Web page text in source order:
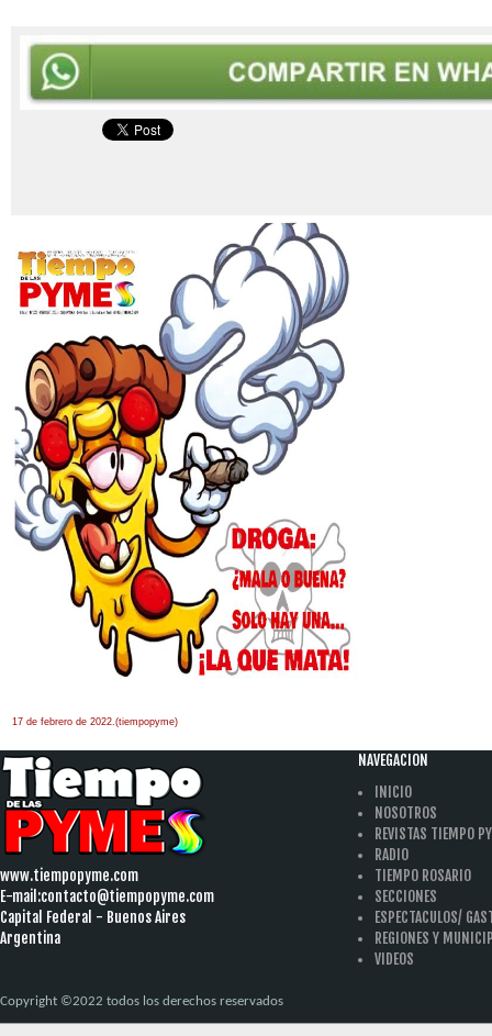
17 de febrero de 2022.(tiempopyme)
www.tiempopyme.com
E-mail:contacto@tiempopyme.com
Capital Federal - Buenos Aires
Argentina
NAVEGACION
INICIO
NOSOTROS
REVISTAS TIEMPO
RADIO
TIEMPO ROSARIO
SECCIONES
ESPECTACULOS/
REGIONES Y
VIDEOS
Copyright ©2022 todos los derechos reservados